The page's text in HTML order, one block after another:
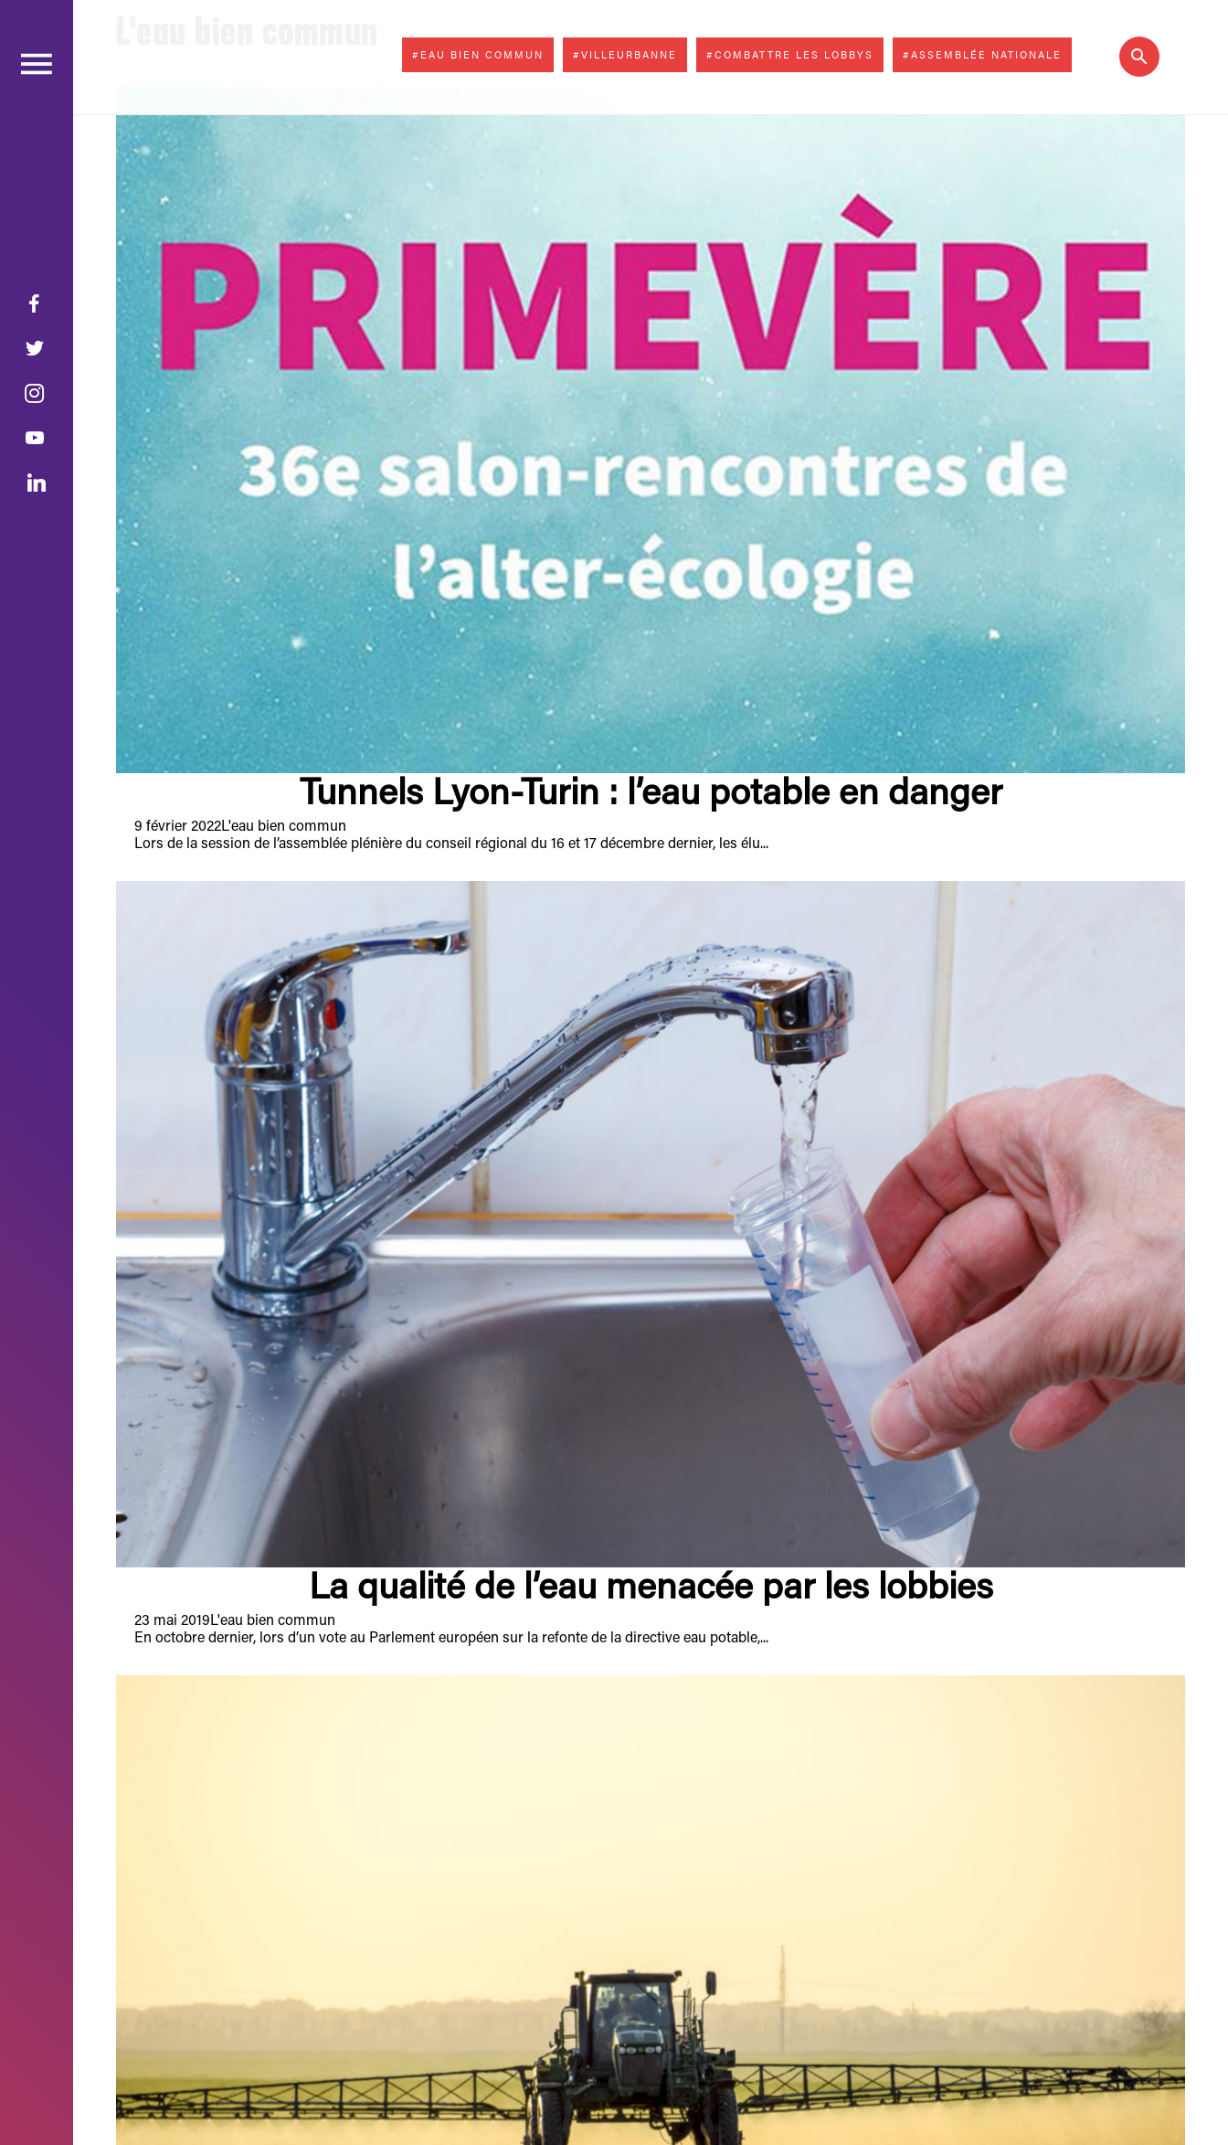
#EAU BIEN COMMUN #VILLEURBANNE #COMBATTRE LES LOBBYS #ASSEMBLÉE NATIONALE
Tunnels Lyon-Turin : l’eau potable en danger
9 février 2022L'eau bien commun
Lors de la session de l’assemblée plénière du conseil régional du 16 et 17 décembre dernier, les élu...
La qualité de l’eau menacée par les lobbies
23 mai 2019 L'eau bien commun
En octobre dernier, lors d’un vote au Parlement européen sur la refonte de la directive eau potable,...